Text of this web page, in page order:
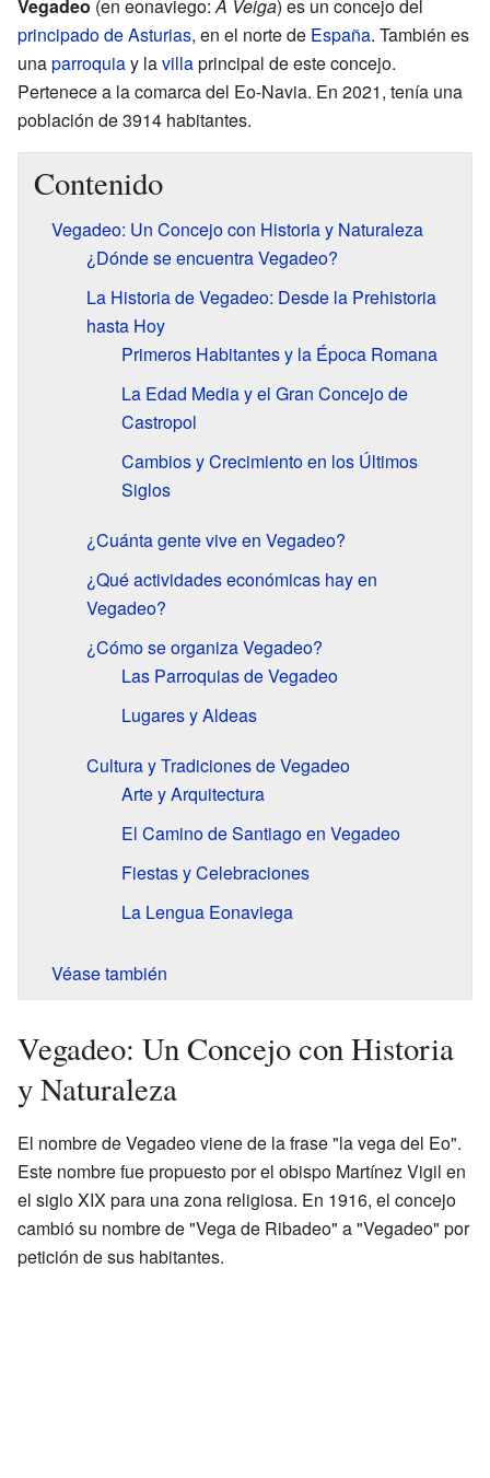
Vegadeo (en eonaviego:A Veiga) es un concejo del
principado de Asturias, en el norte de España. También es
unaparroquiay lavillaprincipal de este concejo.
Pertenece a la comarca del Eo-Navia. En 2021, tenía una
población de 3914 habitantes.
Contenido
Vegadeo: Un Concejo con Historia y Naturaleza
¿Dónde se encuentra Vegadeo?
La Historia de Vegadeo: Desde la Prehistoria
hasta Hoy
Primeros Habitantes y la Época Romana
La Edad Media y el Gran Concejo de
Castropol
Cambios y Crecimiento en los Últimos
Siglos
¿Cuánta gente vive en Vegadeo?
¿Qué actividades económicas hay en
Vegadeo?
¿Cómo se organiza Vegadeo?
Las Parroquias de Vegadeo
Lugares y Aldeas
Cultura y Tradiciones de Vegadeo
Arte y Arquitectura
El Camino de Santiago en Vegadeo
Fiestas y Celebraciones
La Lengua Eonaviega
Véase también
Vegadeo: Un Concejo con Historia
y Naturaleza
El nombre de Vegadeo viene de la frase "la vega del Eo".
Este nombre fue propuesto por el obispo Martínez Vigil en
el siglo XIX para una zona religiosa. En 1916, el concejo
cambió su nombre de "Vega de Ribadeo" a "Vegadeo" por
petición de sus habitantes.